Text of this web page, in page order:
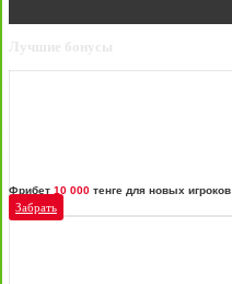
Лучшие бонусы
Фрибет 10 000 тенге для новых игроков
Забрать